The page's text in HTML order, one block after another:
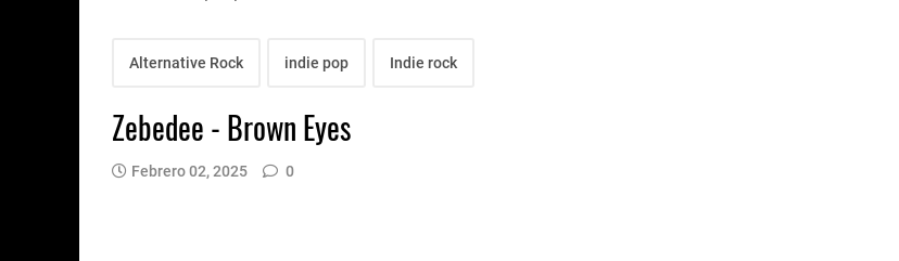
Alternative Rock indie pop Indie rock
Zebedee - Brown Eyes
Febrero 02, 2025 0